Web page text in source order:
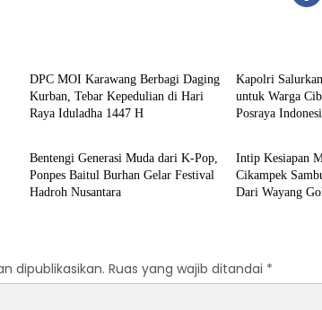
DPC MOI Karawang Berbagi Daging
Kurban, Tebar Kepedulian di Hari
Raya Iduladha 1447 H
Kapolri
untuk Warga
Posraya
Berita
Bentengi Generasi Muda dari K-Pop,
Ponpes Baitul Burhan Gelar Festival
Hadroh Nusantara
Berita
Intip Kesiapan
Cikampek
Dari Wayang
dipublikasikan. Ruas yang wajib ditandai *